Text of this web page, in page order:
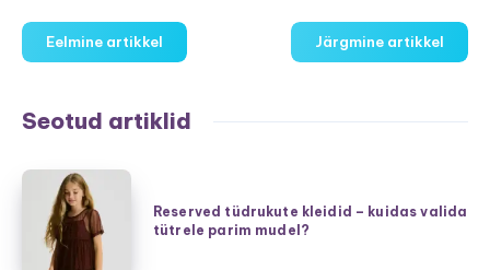
Eelmine artikkel Järgmine artikkel
Seotud artiklid
Reserved
tüdrukute
kleidid
Reserved tüdrukute kleidid – kuidas valida
tütrele parim mudel?